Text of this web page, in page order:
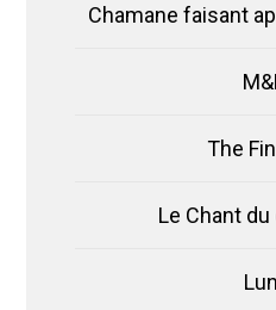
Chamane faisant
The
Le Chant